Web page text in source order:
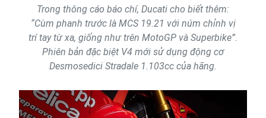
Trong thông cáo báo chí, Ducati cho biết thêm:
“Cùm phanh trước là MCS 19.21 với núm chỉnh vị
trí tay từ xa, giống như trên MotoGP và Superbike”.
Phiên bản đặc biệt V4 mới sử dụng động cơ
Desmosedici Stradale 1.103cc của hãng.